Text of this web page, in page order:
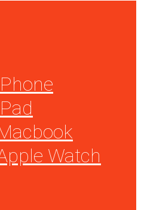
Watch